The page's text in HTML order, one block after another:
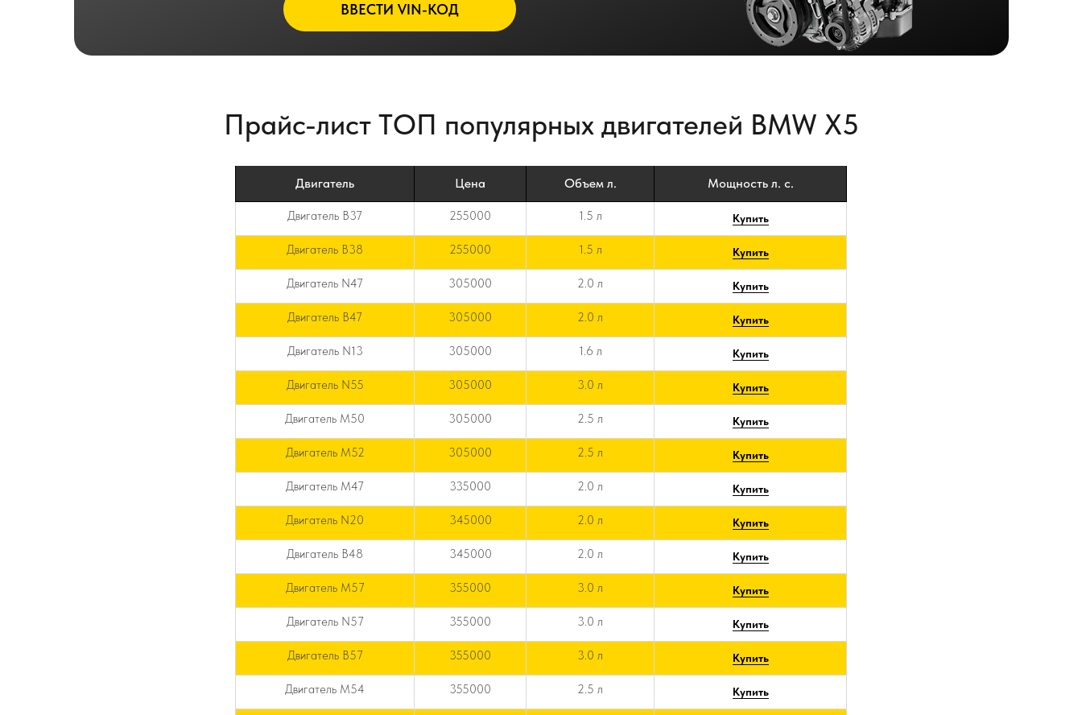
ВВЕСТИ VIN-КОД
Прайс-лист ТОП популярных двигателей BMW X5
Двигатель Цена Объем л. Мощность л. с.
Двигатель B37 255000 1.5 л Купить
Двигатель B38 255000 1.5 л Купить
Двигатель N47 305000 2.0 л Купить
Двигатель B47 305000 2.0 л Купить
Двигатель N13 305000 1.6 л Купить
Двигатель N55 305000 3.0 л Купить
Двигатель M50 305000 2.5 л Купить
Двигатель M52 305000 2.5 л Купить
Двигатель M47 335000 2.0 л Купить
Двигатель N20 345000 2.0 л Купить
Двигатель B48 345000 2.0 л Купить
Двигатель M57 355000 3.0 л Купить
Двигатель N57 355000 3.0 л Купить
Двигатель B57 355000 3.0 л Купить
Двигатель M54 355000 2.5 л Купить